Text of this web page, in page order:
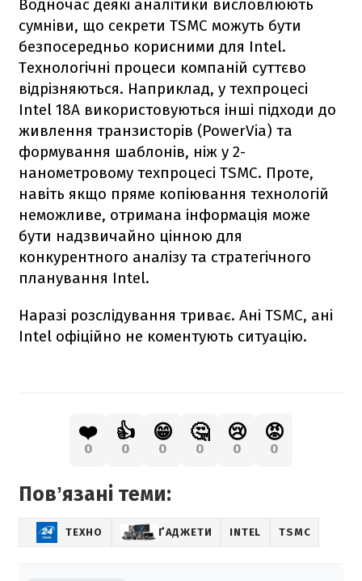
Водночас деякі аналітики висловлюють
сумніви, що секрети TSMC можуть бути
безпосередньо корисними для Intel.
Технологічні процеси компаній суттєво
відрізняються. Наприклад, у техпроцесі
Intel 18A використовуються інші підходи до
живлення транзисторів (PowerVia) та
формування шаблонів, ніж у 2-
нанометровому техпроцесі TSMC. Проте,
навіть якщо пряме копіювання технологій
неможливе, отримана інформація може
бути надзвичайно цінною для
конкурентного аналізу та стратегічного
планування Intel.​
Наразі розслідування триває. Ані TSMC, ані
Intel офіційно не коментують ситуацію.
❤️
0
👍
0
😁
0
🤔
0
😢
0
😡
0
Повʼязані теми:
ТЕХНО ҐАДЖЕТИ INTEL TSMC